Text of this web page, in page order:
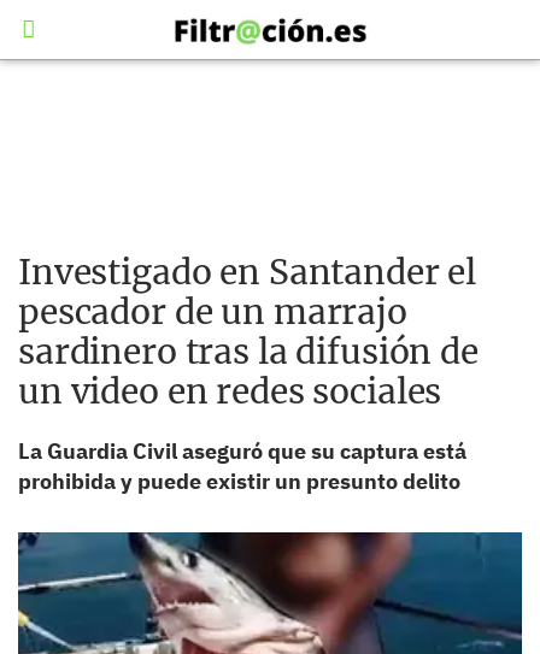
Investigado en Santander el
pescador de un marrajo
sardinero tras la difusión de
un video en redes sociales
La Guardia Civil aseguró que su captura está
prohibida y puede existir un presunto delito